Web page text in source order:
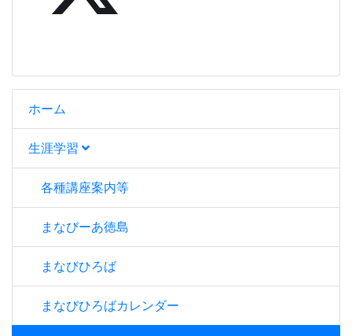
ホーム
生涯学習
各種講座案内等
まなびーあ徳島
まなびひろば
まなびひろばカレンダー